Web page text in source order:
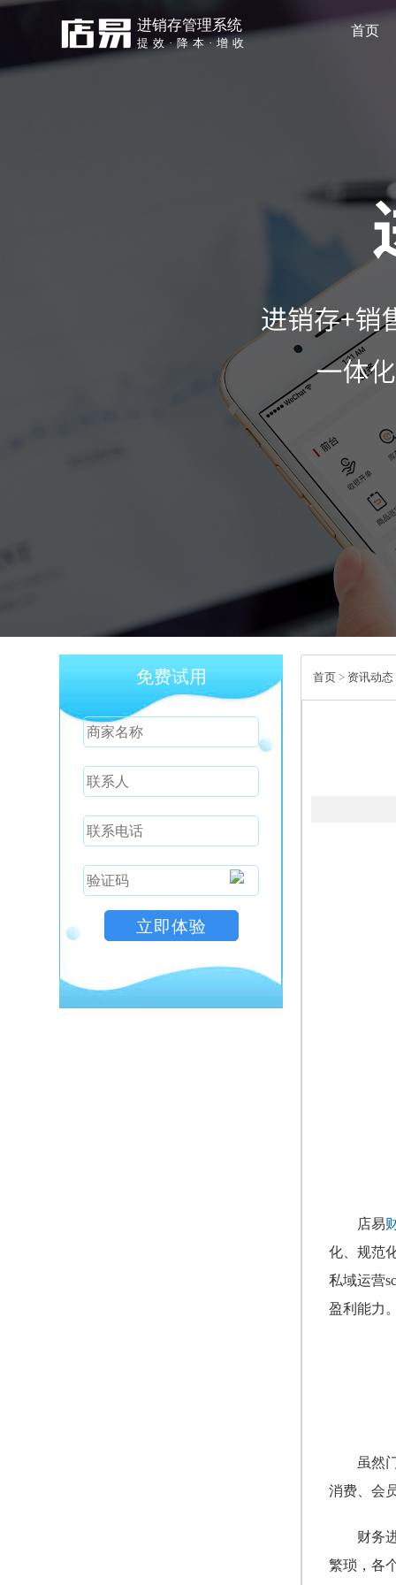
进销存管理系统
提效·降本·增收
首页
免费试用 首页 > 资讯动态
店易
化、规范
私域运营
盈利能力
虽然
消费、会
财务
繁琐，各